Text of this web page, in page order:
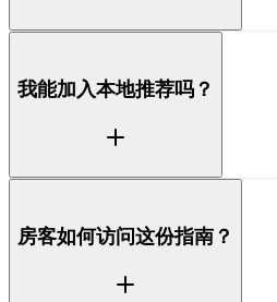
明易懂的指南里时，房客可以
和 AI 在每次入住期间处理更少
我能加入本地推荐吗？
事，让房客获得可信赖的本地
美好，也让你的房源更令人难
房客如何访问这份指南？